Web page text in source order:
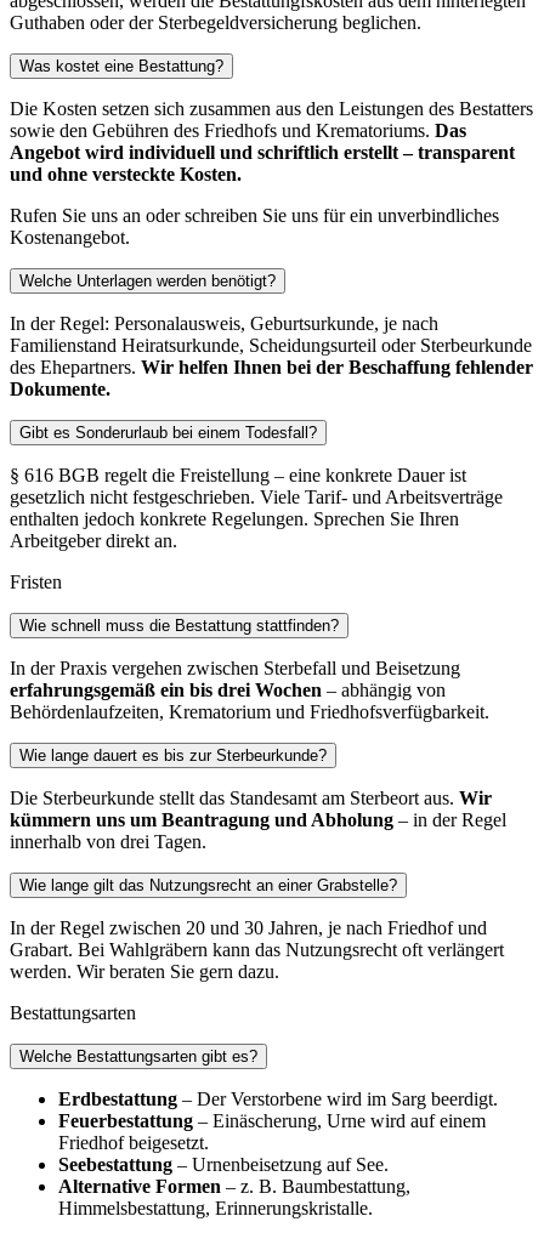
Guthaben oder der Sterbegeldversicherung beglichen.
Was kostet eine Bestattung?
Die Kosten setzen sich zusammen aus den Leistungen des Bestatters
sowie den Gebühren des Friedhofs und Krematoriums. Das
Angebot wird individuell und schriftlich erstellt – transparent
und ohne versteckte Kosten.
Rufen Sie uns an oder schreiben Sie uns für ein unverbindliches
Kostenangebot.
Welche Unterlagen werden benötigt?
In der Regel: Personalausweis, Geburtsurkunde, je nach
Familienstand Heiratsurkunde, Scheidungsurteil oder Sterbeurkunde
des Ehepartners. Wir helfen Ihnen bei der Beschaffung fehlender
Dokumente.
Gibt es Sonderurlaub bei einem Todesfall?
§ 616 BGB regelt die Freistellung – eine konkrete Dauer ist
gesetzlich nicht festgeschrieben. Viele Tarif- und Arbeitsverträge
enthalten jedoch konkrete Regelungen. Sprechen Sie Ihren
Arbeitgeber direkt an.
Fristen
Wie schnell muss die Bestattung stattfinden?
In der Praxis vergehen zwischen Sterbefall und Beisetzung
erfahrungsgemäß ein bis drei Wochen – abhängig von
Behördenlaufzeiten, Krematorium und Friedhofsverfügbarkeit.
Wie lange dauert es bis zur Sterbeurkunde?
Die Sterbeurkunde stellt das Standesamt am Sterbeort aus. Wir
kümmern uns um Beantragung und Abholung – in der Regel
innerhalb von drei Tagen.
Wie lange gilt das Nutzungsrecht an einer Grabstelle?
In der Regel zwischen 20 und 30 Jahren, je nach Friedhof und
Grabart. Bei Wahlgräbern kann das Nutzungsrecht oft verlängert
werden. Wir beraten Sie gern dazu.
Bestattungsarten
Welche Bestattungsarten gibt es?
Erdbestattung – Der Verstorbene wird im Sarg beerdigt.
Feuerbestattung – Einäscherung, Urne wird auf einem
Friedhof beigesetzt.
Seebestattung – Urnenbeisetzung auf See.
Alternative Formen – z. B. Baumbestattung,
Himmelsbestattung, Erinnerungskristalle.